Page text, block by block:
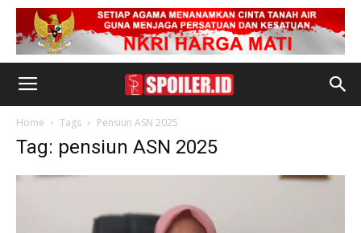
Home Tags Pensiun ASN 2025
Tag: pensiun ASN 2025